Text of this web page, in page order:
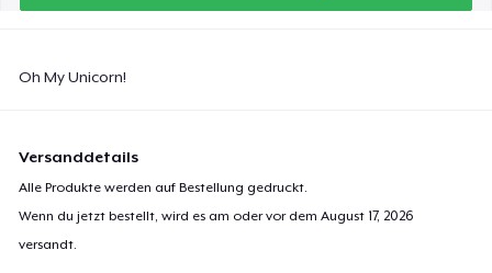
Oh My Unicorn!
Versanddetails
Alle Produkte werden auf Bestellung gedruckt.
Wenn du jetzt bestellt, wird es am oder vor demAugust 17, 2026
versandt.